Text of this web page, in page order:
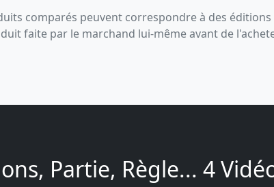
comparés peuvent correspondre à des
faite par le marchand lui-même avant de
Partie, Règle... 4